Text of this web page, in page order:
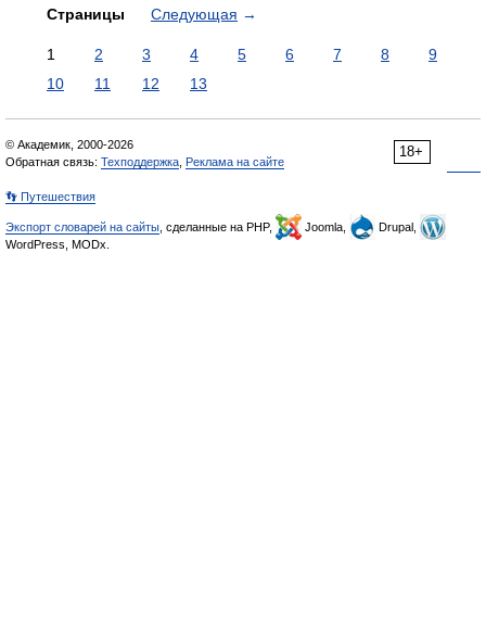
Страницы Следующая →
1 2 3 4 5 6 7 8
9
10
11 12 13
18+
© Академик, 2000-2026
Обратная связь: Техподдержка Реклама на сайте
👣 Путешествия
Экспорт словарей на сайты , сделанные на PHP, Joomla,
Drupal,
WordPress, MODx.